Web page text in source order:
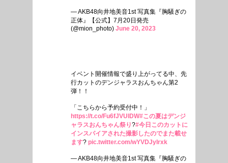
— AKB48向井地美音1st 写真集『胸騒ぎの
正体』【公式】7月20日発売
(@mion_photo) June 20, 2023
イベント開催情報で盛り上がってる中、先
行カットのデンジャラスおんちゃん第2
弾！！
「こちらから予約受付中！」
https://t.co/Fu6fJVUlDW#この夏はデンジ
ャラスおんちゃん祭り?#今日このカットに
インスパイアされた撮影したのでまた載せ
ます? pic.twitter.com/wYVDJyIrxk
— AKB48向井地美音1st 写真集『胸騒ぎの